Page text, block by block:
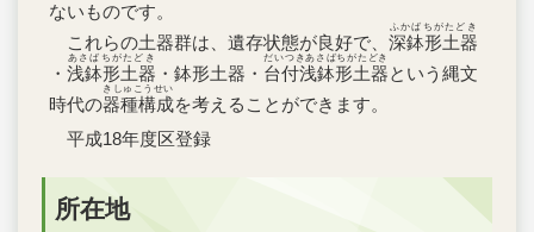
ないものです。
これらの土器群は、遺存状態が良好で、 深鉢形土器
ふかばちがたどき
・ 浅鉢形土器
あさばちがたどき
・鉢形土器・ 台付浅鉢形土器
だいつきあさばちがたどき
という縄文
時代の器種構成
きしゅこうせい
を考えることができます。
平成18年度区登録
所在地